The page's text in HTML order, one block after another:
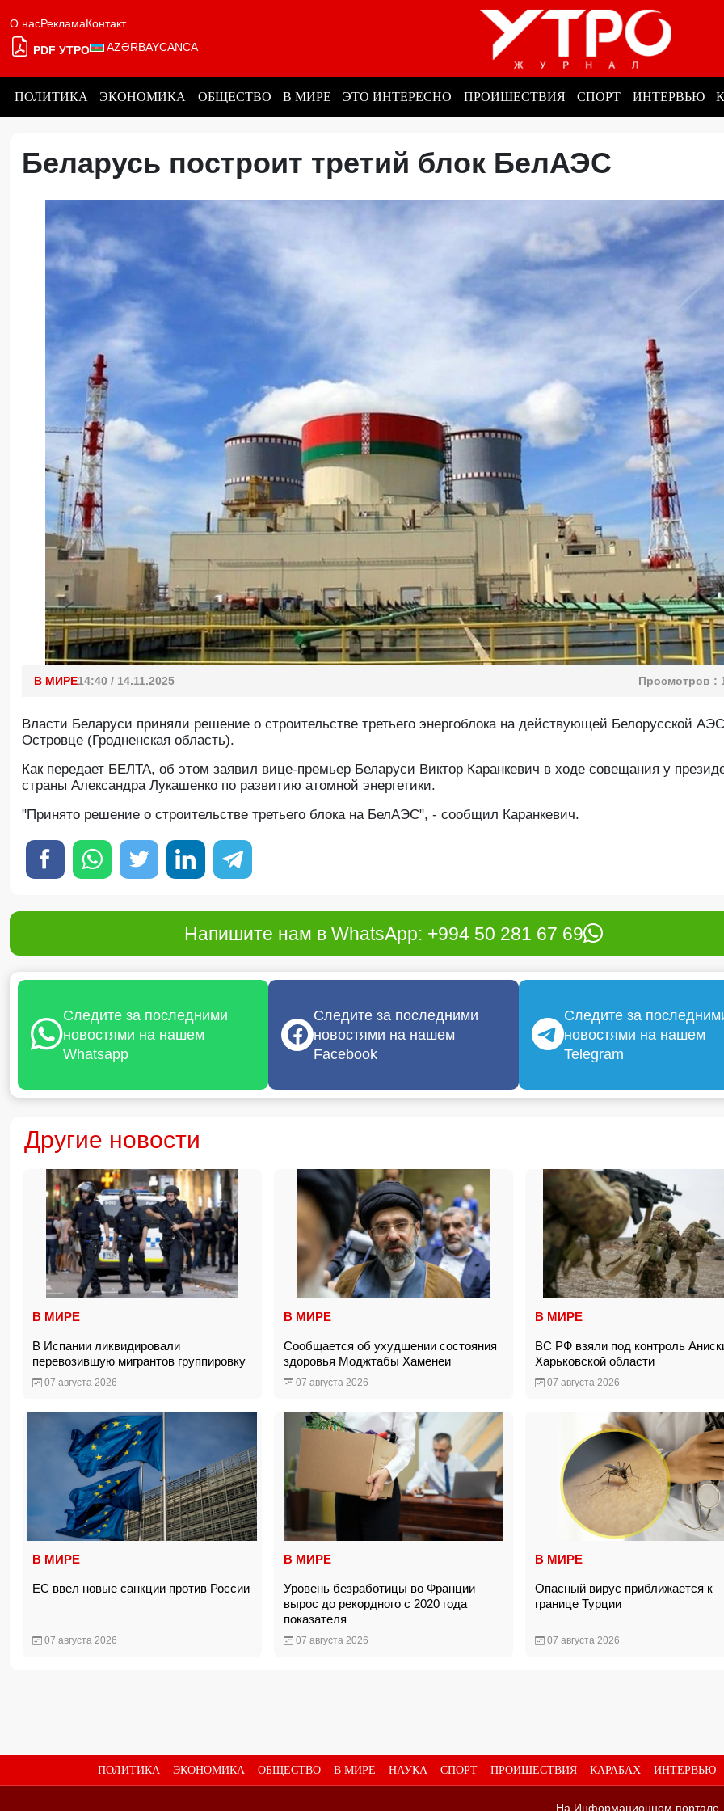
О насРекламаКонтакт
PDF УТРО AZƏRBAYCANCA
ПОЛИТИКА ЭКОНОМИКА ОБЩЕСТВО В МИРЕ ЭТО ИНТЕРЕСНО ПРОИШЕСТВИЯ СПОРТ ИНТЕРВЬЮ
Беларусь построит третий блок БелАЭС
В МИРЕ14:40 / 14.11.2025 Просмотров :
Власти Беларуси приняли решение о строительстве третьего энергоблока на действующей Белорусской
Островце (Гродненская область).
Как передает БЕЛТА, об этом заявил вице-премьер Беларуси Виктор Каранкевич в ходе совещания у
страны Александра Лукашенко по развитию атомной энергетики.
"Принято решение о строительстве третьего блока на БелАЭС", - сообщил Каранкевич.
Напишите нам в WhatsApp: +994 50 281 67 69
Следите за последними
новостями на нашем
Whatsapp
Следите за последними
новостями на нашем
Facebook
Следите за
новостями на нашем
Telegram
Другие новости
В МИРЕ
В Испании ликвидировали
перевозившую мигрантов группировку
07 августа 2026
В МИРЕ
Сообщается об ухудшении состояния
здоровья Моджтабы Хаменеи
07 августа 2026
В МИРЕ
ВС РФ взяли под контроль
Харьковской области
07 августа 2026
В МИРЕ
ЕС ввел новые санкции против России
07 августа 2026
В МИРЕ
Уровень безработицы во Франции
вырос до рекордного с 2020 года
показателя
07 августа 2026
В МИРЕ
Опасный вирус приближается к
границе Турции
07 августа 2026
ПОЛИТИКА ЭКОНОМИКА ОБЩЕСТВО В МИРЕ НАУКА СПОРТ ПРОИШЕСТВИЯ КАРАБАХ ИНТЕРВЬЮ
На Информационном портале